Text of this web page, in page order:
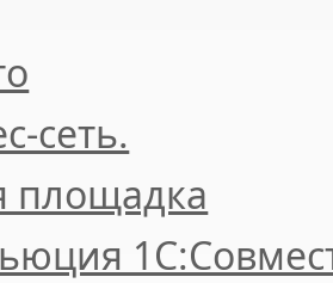
сеть.
площадка